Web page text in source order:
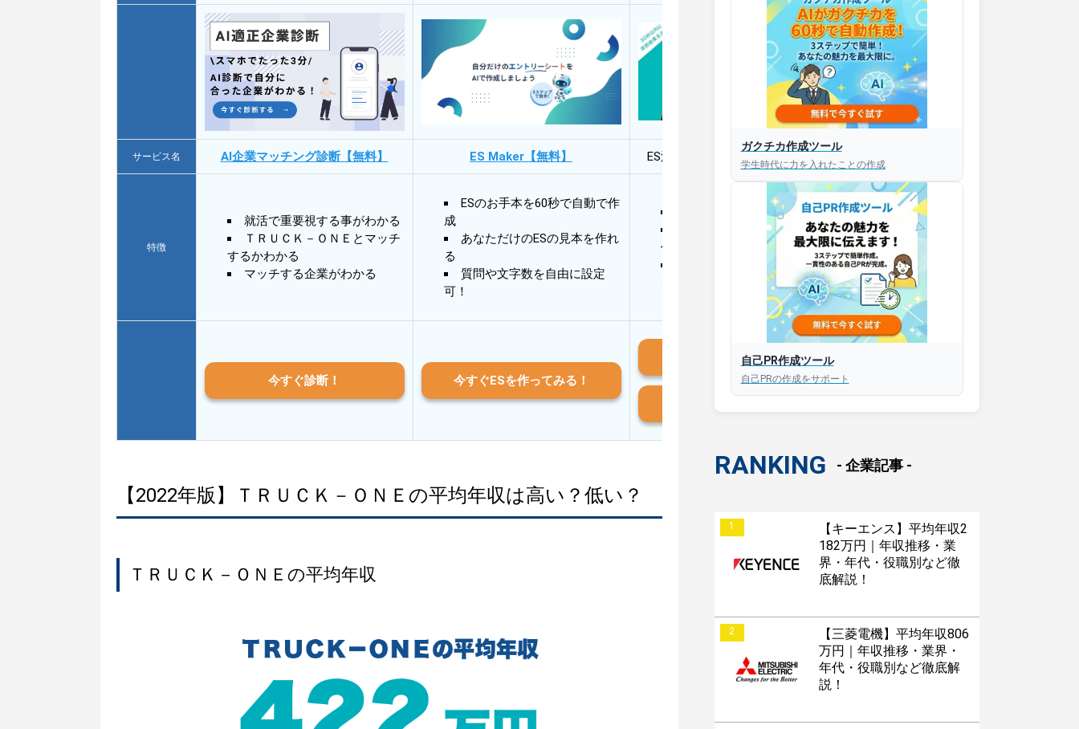
サービス名 AI企業マッチング診断【無料】 ES Maker【無料】 ES添削・面接対策アプリ【無料】
特徴
就活で重要視する事がわかる
ＴＲＵＣＫ－ＯＮＥとマッチ
するかわかる
マッチする企業がわかる
ESのお手本を60秒で自動で作
成
あなただけのESの見本を作れ
る
質問や文字数を自由に設定
可！
30秒以内にあなたのESを添削
30秒以内にあなただけのESを
作成
AIと対話して面接練習ができ
今すぐ診断！ 今すぐESを作ってみる！
iOS版はこちら
【2022年版】ＴＲＵＣＫ－ＯＮＥの平均年収は高い？低い？
ＴＲＵＣＫ－ＯＮＥの平均年収
ガクチカ作成ツール
学生時代に力を入れたことの作成
自己PR作成ツール
自己PRの作成をサポート
RANKING - 企業記事 -
1
【キーエンス】平均年収2
182万円｜年収推移・業
界・年代・役職別など徹
底解説！
2
【三菱電機】平均年収806
万円｜年収推移・業界・
年代・役職別など徹底解
説！